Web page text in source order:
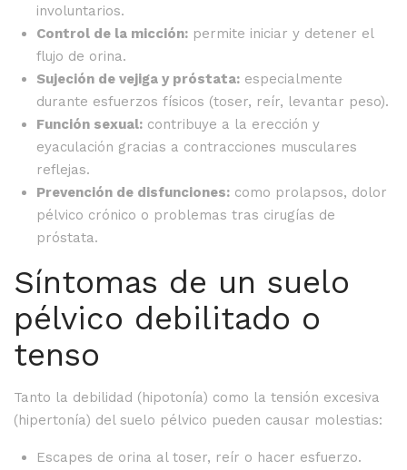
involuntarios.
Control de la micción: permite iniciar y detener el
flujo de orina.
Sujeción de vejiga y próstata: especialmente
durante esfuerzos físicos (toser, reír, levantar peso).
Función sexual: contribuye a la erección y
eyaculación gracias a contracciones musculares
reflejas.
Prevención de disfunciones: como prolapsos, dolor
pélvico crónico o problemas tras cirugías de
próstata.
Síntomas de un suelo
pélvico debilitado o
tenso
Tanto la debilidad (hipotonía) como la tensión excesiva
(hipertonía) del suelo pélvico pueden causar molestias:
Escapes de orina al toser, reír o hacer esfuerzo.